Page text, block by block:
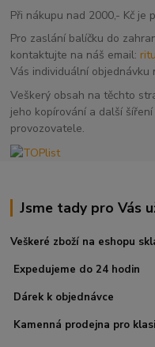
Při nákupu nad 2000,- Kč je
Pro zaslání balíčku do
kontaktujte na náš email:
Vás individuální objednávku
Veškerý obsah na těchto
jeho kopírování a další
provozovatele.
Jsme tady pro Vás
Veškeré zboží na eshopu
Expedujeme do 24 hodin
Dárek k objednávce
Kamenná prodejna pro